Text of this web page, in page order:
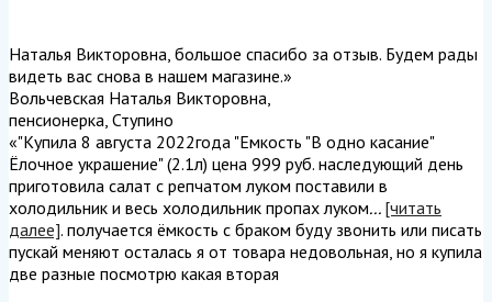
Наталья Викторовна, большое спасибо за отзыв. Будем рады
видеть вас снова в нашем магазине.»
Вольчевская Наталья Викторовна,
пенсионерка, Ступино
«"Купила 8 августа 2022года "Емкость "В одно касание"
Ёлочное украшение" (2.1л) цена 999 руб. наследующий день
приготовила салат с репчатом луком поставили в
холодильник и весь холодильник пропах луком... [читать
далее]. получается ёмкость с браком буду звонить или писать
пускай меняют осталась я от товара недовольная, но я купила
две разные посмотрю какая вторая